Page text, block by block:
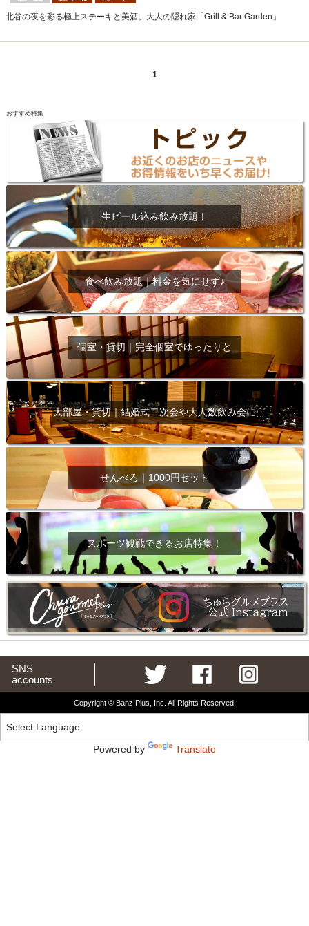
北谷の夜を彩る極上ステーキと美酒。大人の隠れ家「Grill & Bar Garden」
1
おすすめ特集
生ビール込み飲み放題！
食べ飲み放題｜料金を気にせず♪
個室・貸切｜完全個室でゆったりと
大部屋・貸切｜結婚式二次会や大人数飲み会に
せんべろ｜1000円セット
スポーツ観戦できるお店特集！
SNS
accounts
Copyright © Banz Plus, Inc. All Rights Reserved.
Powered by Translate